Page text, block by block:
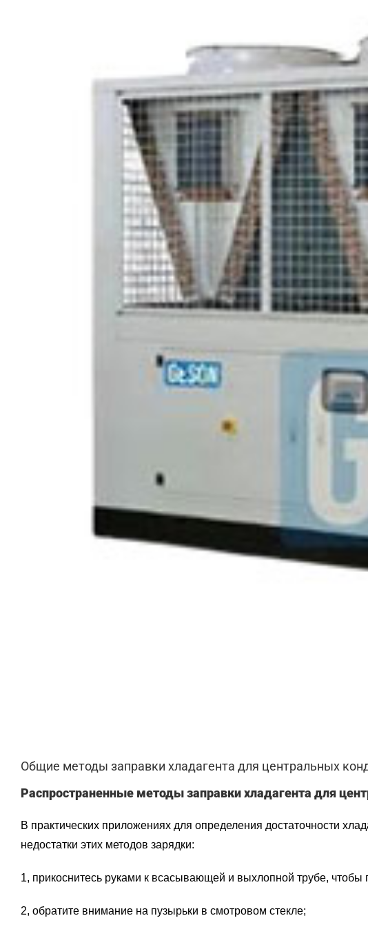
Общие методы заправки хладагента для центральных
Распространенные методы заправки хладагента для
В практических приложениях для определения достаточности
недостатки этих методов зарядки:
1, прикоснитесь руками к всасывающей и выхлопной трубе, чтобы
2, обратите внимание на пузырьки в смотровом стекле;